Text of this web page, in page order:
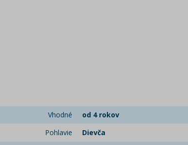
Vhodné
od 4 rokov
Pohlavie
Dievča